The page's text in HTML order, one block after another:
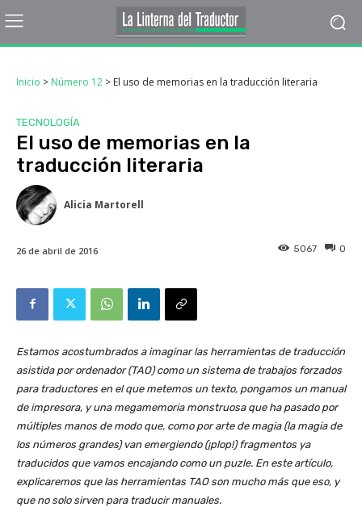
Inicio > Número 12 > El uso de memorias en la traducción literaria
TECNOLOGÍA
El uso de memorias en la
traducción literaria
Alicia Martorell
26 de abril de 2016 0
5067
Estamos acostumbrados a imaginar las herramientas de traducción
asistida por ordenador (TAO) como un sistema de trabajos forzados
para traductores en el que metemos un texto, pongamos un manual
de impresora, y una megamemoria monstruosa que ha pasado por
múltiples manos de modo que, como por arte de magia (la magia de
los números grandes) van emergiendo (¡plop!) fragmentos ya
traducidos que vamos encajando como un puzle. En este artículo,
explicaremos que las herramientas TAO son mucho más que eso, y
que no solo sirven para traducir manuales.